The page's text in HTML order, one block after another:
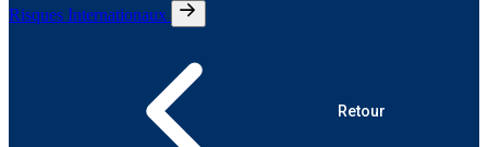
Risques Internationaux
Retour